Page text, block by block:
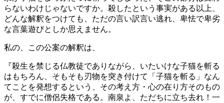
らないわけじゃないですか。殺したという事実がある以上、
どんな解釈をつけても、ただの言い訳言い逃れ、卑怯で卑劣
な言葉遊びとしか思えません。
私の、この公案の解釈は、
『殺生を禁じる仏教徒でありながら、いたいけな子猫を斬る
はもちろん、そもそも刃物を突き付けて「子猫を斬る」なん
てことを発想するという、その考え方・心の在り方そのもの
が、すでに僧侶失格である。南泉よ、ただちに立ち去れ！一